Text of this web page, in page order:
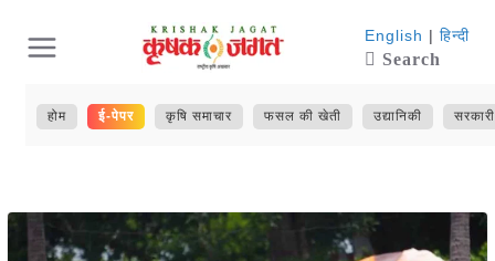
content
English | हिन्दी
Search
होम ई-पेपर कृषि समाचार फसल की खेती उद्यानिकी